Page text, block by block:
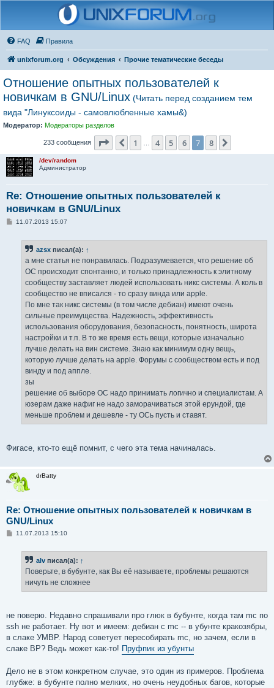
FAQ Правила
unixforum.org Обсуждения Прочие тематические беседы
Отношение опытных пользователей к
новичкам в GNU/Linux (Читать перед созданием тем
вида "Линуксоиды - самовлюбленные хамы&)
Модератор: Модераторы разделов
233 сообщения Страница из 8
Пред.
1 4 5 6 7 8
/dev/random
Администратор
Re: Отношение опытных пользователей к
новичкам в GNU/Linux
С11.07.2013 15:07
azsx писал(а): ↑
а мне статья не понравилась. Подразумевается, что решение об
ОС происходит спонтанно, и только принадлежность к элитному
сообществу заставляет людей использовать никс системы. А коль в
сообщество не вписался - то сразу винда или apple.
По мне так никс системы (в том числе дебиан) имеют очень
сильные преимущества. Надежность, эффективность
использования оборудования, безопасность, понятность, широта
настройки и т.п. В то же время есть вещи, которые изначально
лучше делать на вин системе. Знаю как минимум одну вещь,
которую лучше делать на apple. Форумы с сообществом есть и под
винду и под аппле.
зы
решение об выборе ОС надо принимать логично и специалистам. А
юзерам даже нафиг не надо заморачиваться этой ерундой, где
меньше проблем и дешевле - ту ОСь пусть и ставят.
Фигасе, кто-то ещё помнит, с чего эта тема начиналась.
drBatty
Re: Отношение опытных пользователей к новичкам в
GNU/Linux
С11.07.2013 15:10
alv писал(а): ↑
Поверьте, в бубунте, как Вы её называете, проблемы решаются
ничуть не сложнее
не поверю. Недавно спрашивали про глюк в бубунте, когда там mc по
ssh не работает. Ну вот и имеем: дебиан с mc -- в убунте кракозябры,
в слаке УМВР. Народ советует пересобирать mc, но зачем, если в
слаке ВР? Ведь может как-то! Пруфпик из убунты
Дело не в этом конкретном случае, это один из примеров. Проблема
глубже: в бубунте полно мелких, но очень неудобных багов, которые